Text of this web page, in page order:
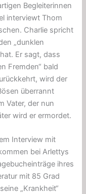
Begleiterinnen
interviewt Thom
Charlie spricht
„dunklen
Er sagt, dass
Fremden“ bald
wird der
überrannt
Vater, der nun
wird er ermordet.
Interview mit
bei Arlettys
ihres
mit 85 Grad
„Krankheit“